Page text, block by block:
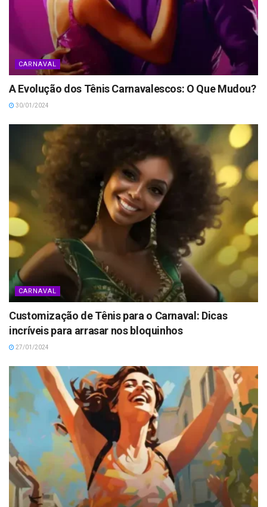
CARNAVAL
A Evolução dos Tênis Carnavalescos: O Que Mudou?
30/01/2024
CARNAVAL
Customização de Tênis para o Carnaval: Dicas
incríveis para arrasar nos bloquinhos
27/01/2024